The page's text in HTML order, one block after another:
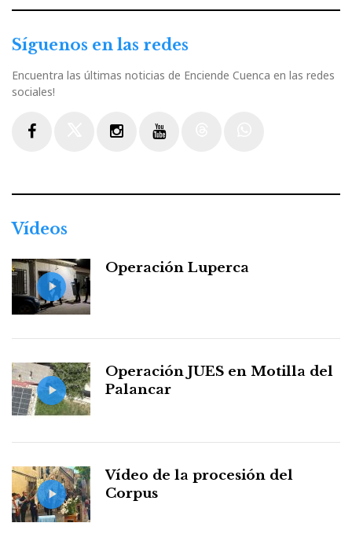
Síguenos en las redes
Encuentra las últimas noticias de Enciende Cuenca en las redes
sociales!
Vídeos
Operación Luperca
Operación JUES en Motilla del
Palancar
Vídeo de la procesión del
Corpus